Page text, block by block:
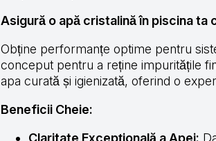
Asigură o apă cristalină în piscina ta
Obține performanțe optime pentru
conceput pentru a reține impuritățile
apa curată și igienizată, oferind o
Beneficii Cheie:
Claritate Excepțională a Apei: